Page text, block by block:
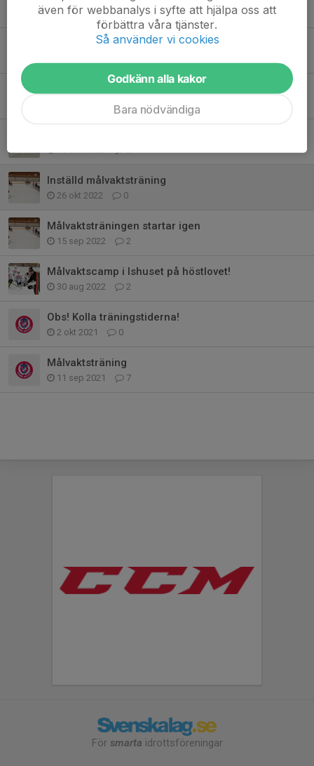
27 maj 2024 0
Teori för målvakter och skyttar 14 november
0
16 dec 2022 2
Inställd målvaktsträning
26 okt 2022 0
Målvaktsträningen startar igen
15 sep 2022 2
Målvaktscamp i Ishuset på höstlovet!
30 aug 2022 2
Obs! Kolla träningstiderna!
2 okt 2021 0
Målvaktsträning
11 sep 2021 7
För smarta idrottsföreningar
även för webbanalys i syfte att hjälpa oss att
förbättra våra tjänster.
Så använder vi cookies
Godkänn alla kakor
Bara nödvändiga